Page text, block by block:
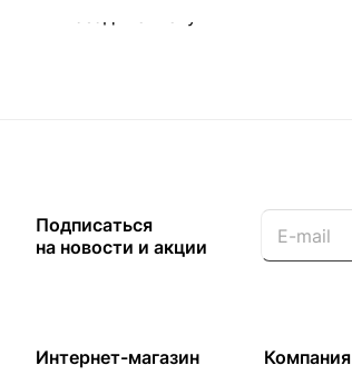
Подписаться
на новости и акции
Интернет-магазин Компания